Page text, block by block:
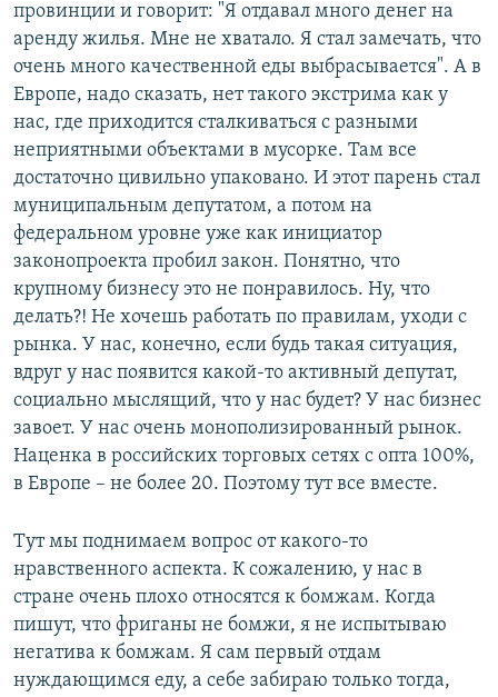
провинции и говорит: "Я отдавал много денег на
аренду жилья. Мне не хватало. Я стал замечать, что
очень много качественной еды выбрасывается". А в
Европе, надо сказать, нет такого экстрима как у
нас, где приходится сталкиваться с разными
неприятными объектами в мусорке. Там все
достаточно цивильно упаковано. И этот парень стал
муниципальным депутатом, а потом на
федеральном уровне уже как инициатор
законопроекта пробил закон. Понятно, что
крупному бизнесу это не понравилось. Ну, что
делать?! Не хочешь работать по правилам, уходи с
рынка. У нас, конечно, если будь такая ситуация,
вдруг у нас появится какой-то активный депутат,
социально мыслящий, что у нас будет? У нас бизнес
завоет. У нас очень монополизированный рынок.
Наценка в российских торговых сетях с опта 100%,
в Европе – не более 20. Поэтому тут все вместе.
Тут мы поднимаем вопрос от какого-то
нравственного аспекта. К сожалению, у нас в
стране очень плохо относятся к бомжам. Когда
пишут, что фриганы не бомжи, я не испытываю
негатива к бомжам. Я сам первый отдам
нуждающимся еду, а себе забираю только тогда,